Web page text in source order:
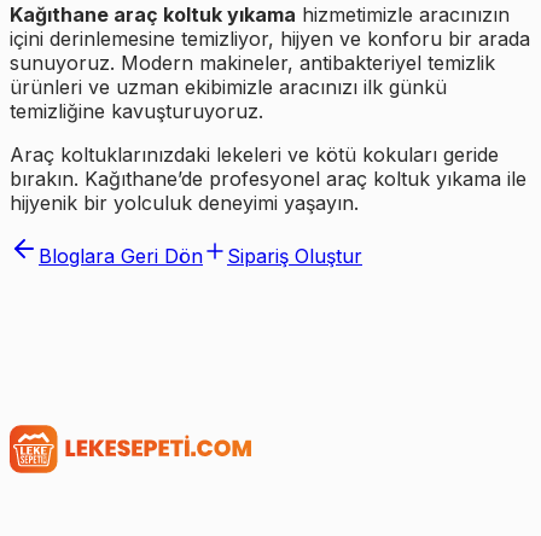
Kağıthane araç koltuk yıkama hizmetimizle aracınızın
içini derinlemesine temizliyor, hijyen ve konforu bir arada
sunuyoruz. Modern makineler, antibakteriyel temizlik
ürünleri ve uzman ekibimizle aracınızı ilk günkü
temizliğine kavuşturuyoruz.
Araç koltuklarınızdaki lekeleri ve kötü kokuları geride
bırakın. Kağıthane’de profesyonel araç koltuk yıkama ile
hijyenik bir yolculuk deneyimi yaşayın.
Bloglara Geri Dön Sipariş Oluştur